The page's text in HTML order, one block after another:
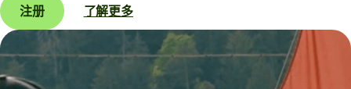
注册 了解更多